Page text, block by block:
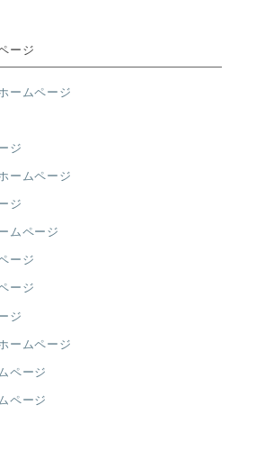
ージ
ームページ
ジ
ームページ
ジ
ムページ
ージ
ージ
ジ
ームページ
ページ
ページ